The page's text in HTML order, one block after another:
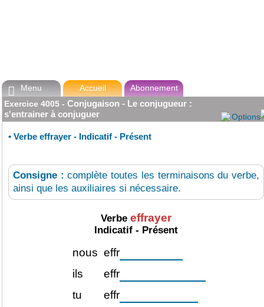
 Menu Accueil
Abonnement
Exercice 4005 - Conjugaison - Le conjugueur :
s'entrainer à conjuguer
Options
• Verbe effrayer - Indicatif - Présent
Consigne :complète toutes les terminaisons du verbe,
ainsi que les auxiliaires si nécessaire.
Verbe effrayer
Indicatif - Présent
nous effr
ils
effr
tu
effr